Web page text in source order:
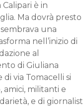
è in
Ma dovrà presto
una
nell’inizio di
al
di Giuliana
via Tomacelli si
amici, militanti e
e di